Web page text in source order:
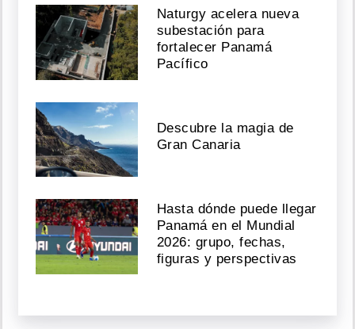
Naturgy acelera nueva
subestación para
fortalecer Panamá
Pacífico
Descubre la magia de
Gran Canaria
Hasta dónde puede llegar
Panamá en el Mundial
2026: grupo, fechas,
figuras y perspectivas